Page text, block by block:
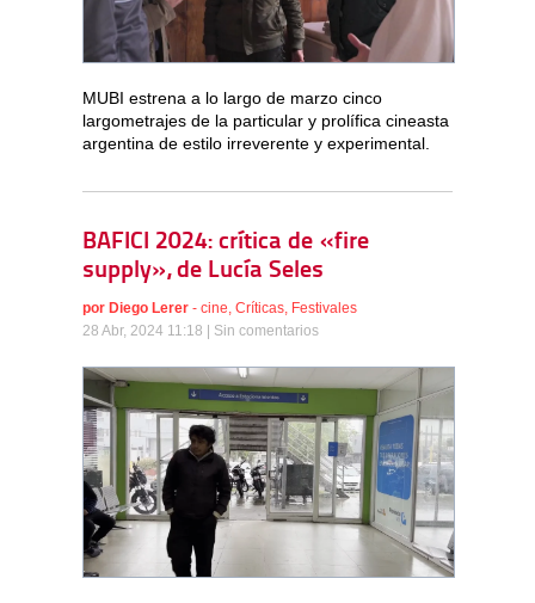
MUBI estrena a lo largo de marzo cinco
largometrajes de la particular y prolífica cineasta
argentina de estilo irreverente y experimental.
BAFICI 2024: crítica de «fire
supply», de Lucía Seles
por Diego Lerer - cine, Críticas, Festivales
28 Abr, 2024 11:18 | Sin comentarios